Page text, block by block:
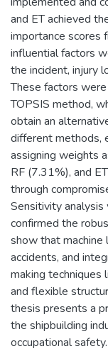
and ET achieved
importance scores
influential factors
the incident, injury
These factors
TOPSIS method,
obtain an
different methods,
assigning weights
RF (7.31%), and
through
Sensitivity
confirmed the
show that
accidents, and
making techniques
and flexible
thesis presents a
the shipbuilding
occupational safety.